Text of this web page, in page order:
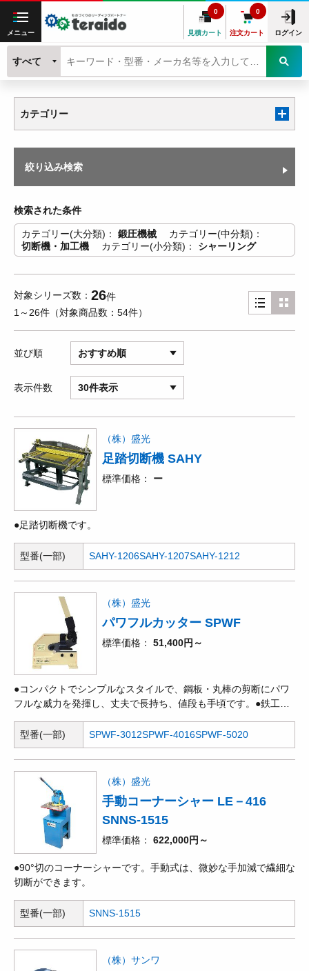
メニュー 見積カート
0
注文カート
0
ログイン
すべて
カテゴリー
絞り込み検索
検索された条件
カテゴリー(大分類) 鍛圧機械
カテゴリー(中分類)
切断機・加工機
カテゴリー(小分類) シャーリング
対象シリーズ数 26件
1～26件
対象商品数 54件
並び順 おすすめ順
表示件数 30件表示
（株）盛光
足踏切断機 SAHY
標準価格 ー
●足踏切断機です。
型番(一部) SAHY-1206SAHY-1207SAHY-1212
（株）盛光
パワフルカッター SPWF
標準価格 51,400円～
●コンパクトでシンプルなスタイルで、鋼板・丸棒の剪断にパワ
フルな威力を発揮し、丈夫で長持ち、値段も手頃です。●鉄工
いただきたい鋼板製レバーシャーです。
型番(一部) SPWF-3012SPWF-4016SPWF-5020
（株）盛光
手動コーナーシャー LE－416
SNNS-1515
標準価格 622,000円～
●90°切のコーナーシャーです。手動式は、微妙な手加減で繊細な
切断ができます。
型番(一部) SNNS-1515
（株）サンワ